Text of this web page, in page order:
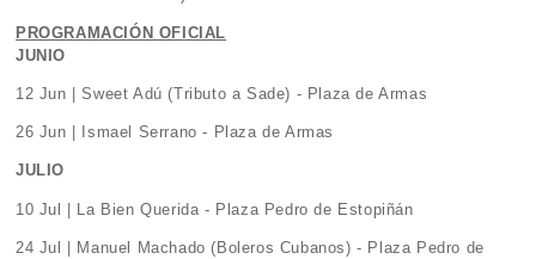
PROGRAMACIÓN OFICIAL
JUNIO
12 Jun | Sweet Adú (Tributo a Sade) - Plaza de Armas
26 Jun | Ismael Serrano - Plaza de Armas
JULIO
10 Jul | La Bien Querida - Plaza Pedro de Estopiñán
24 Jul | Manuel Machado (Boleros Cubanos) - Plaza Pedro de